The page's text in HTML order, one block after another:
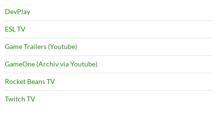
DevPlay
ESL TV
Game Trailers (Youtube)
GameOne (Archiv via Youtube)
Rocket Beans TV
Twitch TV